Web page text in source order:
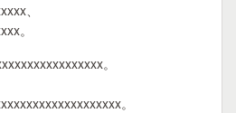
、
。
。
。